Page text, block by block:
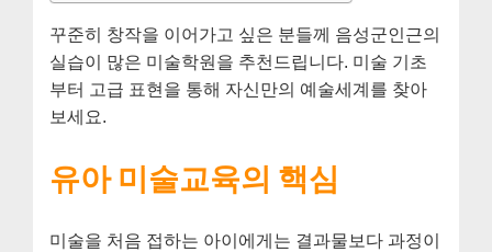
꾸준히 창작을 이어가고 싶은 분들께 음성군인근의
실습이 많은 미술학원을 추천드립니다. 미술 기초
부터 고급 표현을 통해 자신만의 예술세계를 찾아
보세요.
유아 미술교육의 핵심
미술을 처음 접하는 아이에게는 결과물보다 과정이